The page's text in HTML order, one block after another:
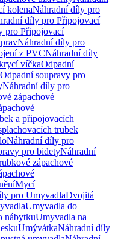
kolenaNáhradní díly pro
díly pro Připojovací
pro Připojovací
Náhradní díly pro
z PVCNáhradní díly
víčkaOdpadní
soupravy pro
Náhradní díly pro
zápachové
a připojovacích
trubek
Náhradní díly pro
pro bidetyNáhradní
zápachové
Mycí
pro UmyvadlaDvojitá
Umyvadla do
nábytkuUmyvadla na
UmývátkaNáhradní díly